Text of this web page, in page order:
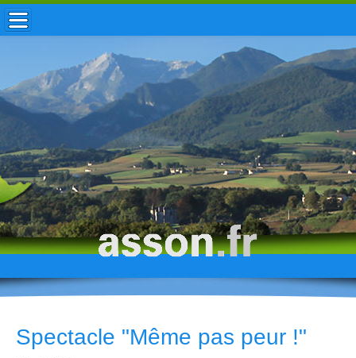
ACCUEIL / INFOS
MUNICIPALITÉ
VIE LOCALE
ENFANCE
TOURISME
HISTOIRE
Spectacle "Même pas peur !"